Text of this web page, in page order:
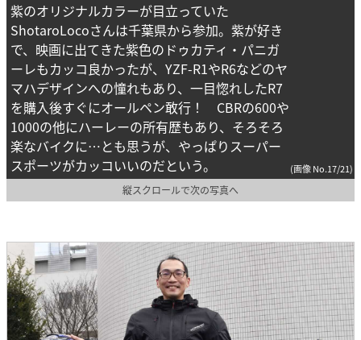
紫のオリジナルカラーが目立っていた
ShotaroLocoさんは千葉県から参加。紫が好き
で、映画に出てきた紫色のドゥカティ・パニガ
ーレもカッコ良かったが、YZF-R1やR6などのヤ
マハデザインへの憧れもあり、一目惚れしたR7
を購入後すぐにオールペン敢行！ CBRの600や
1000の他にハーレーの所有歴もあり、そろそろ
楽なバイクに…とも思うが、やっぱりスーパー
スポーツがカッコいいのだという。
(画像 No.17/21)
縦スクロールで次の写真へ